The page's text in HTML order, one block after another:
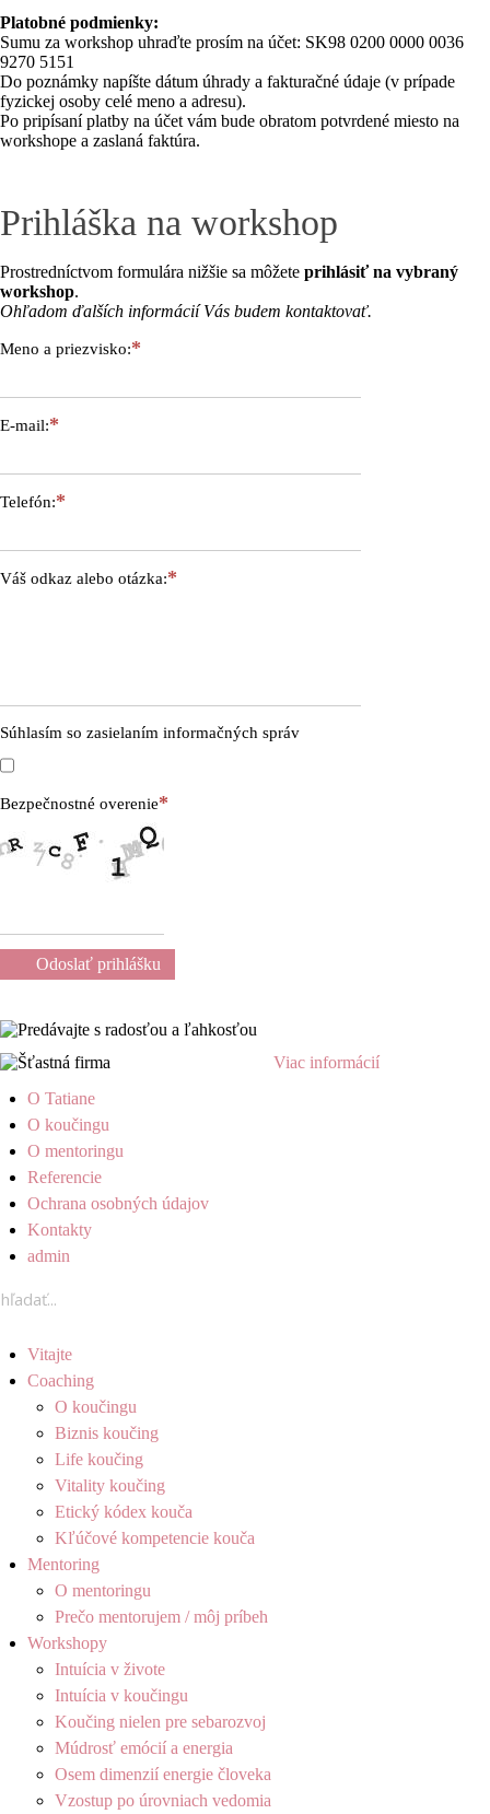
Platobné podmienky:
Sumu za workshop uhraďte prosím na účet: SK98 0200 0000 0036
9270 5151
Do poznámky napíšte dátum úhrady a fakturačné údaje (v prípade
fyzickej osoby celé meno a adresu).
Po pripísaní platby na účet vám bude obratom potvrdené miesto na
workshope a zaslaná faktúra.
Prihláška na workshop
Prostredníctvom formulára nižšie sa môžete prihlásiť na vybraný
workshop.
Ohľadom ďalších informácií Vás budem kontaktovať.
Meno a priezvisko:
E-mail:
Telefón:
Váš odkaz alebo otázka:
Súhlasím so zasielaním informačných správ
Bezpečnostné overenie
Odoslať prihlášku
Viac informácií
O Tatiane
O koučingu
O mentoringu
Referencie
Ochrana osobných údajov
Kontakty
admin
Vitajte
Coaching
O koučingu
Biznis koučing
Life koučing
Vitality koučing
Etický kódex kouča
Kľúčové kompetencie kouča
Mentoring
O mentoringu
Prečo mentorujem / môj príbeh
Workshopy
Intuícia v živote
Intuícia v koučingu
Koučing nielen pre sebarozvoj
Múdrosť emócií a energia
Osem dimenzií energie človeka
Vzostup po úrovniach vedomia